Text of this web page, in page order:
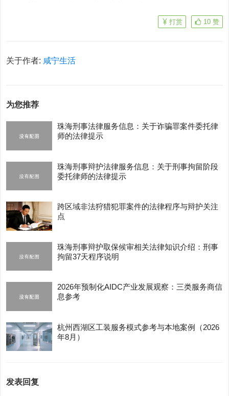
10 赞
打赏
关于作者: 咸宁生活
为您推荐
珠海刑事法律服务信息：关于诈骗罪案件委托律
师的法律提示
珠海刑事辩护法律服务信息：关于刑事拘留阶段
委托律师的法律提示
跨区域非法狩猎犯罪案件的法律程序与辩护关注
点
珠海刑事辩护取保候审相关法律知识介绍：刑事
拘留37天程序说明
2026年预制化AIDC产业发展观察：三类服务商信
息参考
杭州西湖区工装服务模式参考与本地案例（2026
年8月）
发表回复